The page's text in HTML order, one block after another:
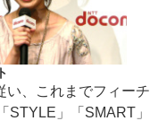
、これまでフィーチ
STYLE」「SMART」